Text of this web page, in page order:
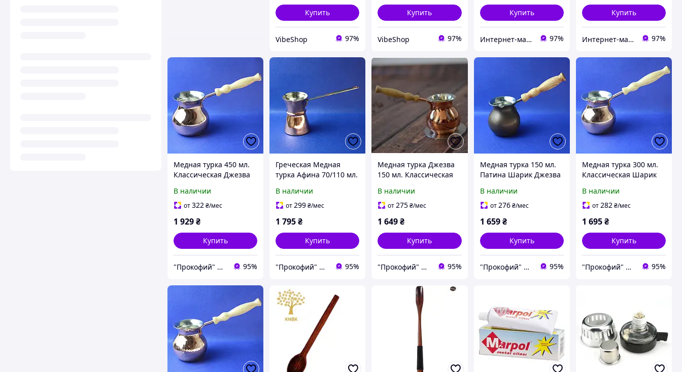
Купить
VibeShop 97%
Купить
VibeShop 97%
Купить
Интернет-магазин "Brettani" 97%
Купить
Интернет-магазин "Brettani" 97%
Медная турка 450 мл.
Классическая Джезва
В наличии
от322 ₴/мес
1 929₴
Купить
"Прокофий" Магазин кофейных аксессуаров 95%
Греческая Медная
турка Афина 70/110 мл.
В наличии
от299₴/мес
1 795₴
Купить
"Прокофий" Магазин кофейных аксессуаров 95%
Медная турка Джезва
150 мл. Классическая
В наличии
от275₴/мес
1 649₴
Купить
"Прокофий" Магазин кофейных аксессуаров 95%
Медная турка 150 мл.
Патина Шарик Джезва
В наличии
от 276 ₴/мес
1 659 ₴
Купить
"Прокофий" Магазин кофейных аксессуаров 95%
Медная турка 300 мл.
Классическая Шарик
В наличии
от 282 ₴/мес
1 695₴
Купить
"Прокофий" Магазин кофейных аксессуаров 95%